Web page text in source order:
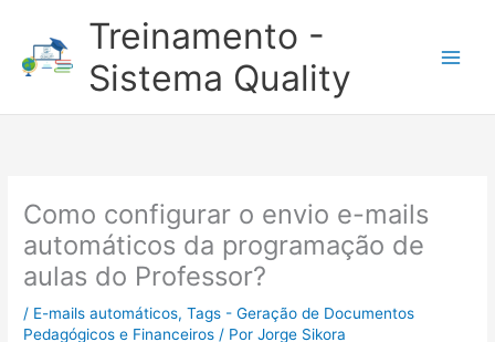
Treinamento -
Sistema Quality
Como configurar o envio e-mails
automáticos da programação de
aulas do Professor?
/ E-mails automáticos,Tags - Geração de Documentos
Pedagógicos e Financeiros / PorJorge Sikora